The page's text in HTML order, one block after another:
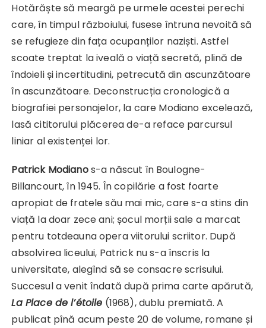
Hotărăște să meargă pe urmele acestei perechi
care, în timpul războiului, fusese întruna nevoită să
se refugieze din fața ocupanților naziști. Astfel
scoate treptat la iveală o viață secretă, plină de
îndoieli și incertitudini, petrecută din ascunzătoare
în ascunzătoare. Deconstrucția cronologică a
biografiei personajelor, la care Modiano excelează,
lasă cititorului plăcerea de-a reface parcursul
liniar al existenței lor.
Patrick Modianos-a născut în Boulogne-
Billancourt, în 1945. În copilărie a fost foarte
apropiat de fratele său mai mic, care s-a stins din
viață la doar zece ani; șocul morții sale a marcat
pentru totdeauna opera viitorului scriitor. După
absolvirea liceului, Patrick nu s-a înscris la
universitate, alegînd să se consacre scrisului.
Succesul a venit îndată după prima carte apărută,
La Place de l’étoile (1968), dublu premiată. A
publicat pînă acum peste 20 de volume, romane și